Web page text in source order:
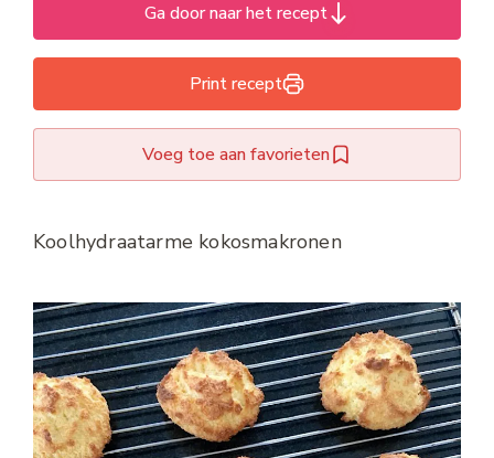
Ga door naar het recept
Print recept
Voeg toe aan favorieten
Koolhydraatarme kokosmakronen